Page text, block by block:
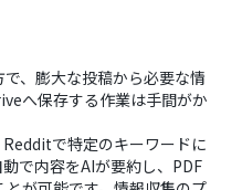
、膨大な投稿から必要な情
へ保存する作業は手間がか
で特定のキーワードに
で内容をAIが要約し、PDF